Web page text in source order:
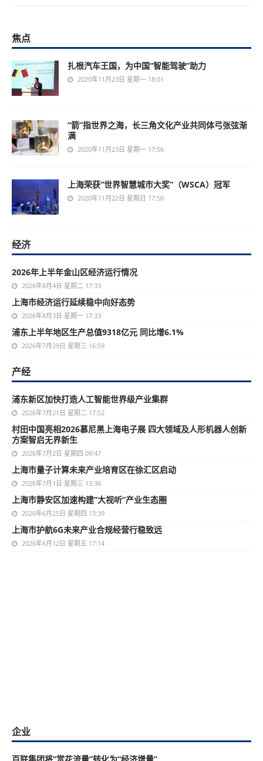
焦点
扎根汽车王国，为中国“智能驾驶”助力
2020年11月23日 星期一 18:01
“箭”指世界之海，长三角文化产业共同体弓张弦渐
满
2020年11月23日 星期一 17:56
上海荣获“世界智慧城市大奖”（WSCA）冠军
2020年11月22日 星期日 17:50
经济
2026年上半年金山区经济运行情况
2026年8月4日 星期二 17:33
上海市经济运行延续稳中向好态势
2026年8月3日 星期一 17:33
浦东上半年地区生产总值9318亿元 同比增6.1%
2026年7月29日 星期三 16:59
产经
浦东新区加快打造人工智能世界级产业集群
2026年7月21日 星期二 17:52
村田中国亮相2026慕尼黑上海电子展 四大领域及人形机器人创新
方案智启无界新生
2026年7月2日 星期四 09:47
上海市量子计算未来产业培育区在徐汇区启动
2026年7月1日 星期三 13:36
上海市静安区加速构建“大视听”产业生态圈
2026年6月25日 星期四 13:39
上海市护航6G未来产业合规经营行稳致远
2026年6月12日 星期五 17:14
企业